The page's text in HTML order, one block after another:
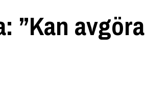
”Kan avgöra